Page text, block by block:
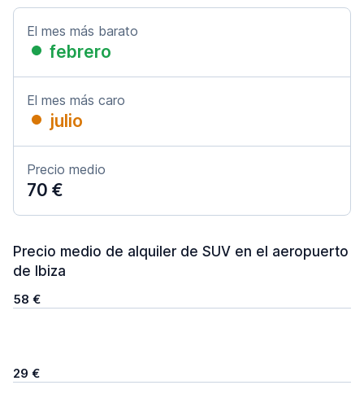
El mes más barato
febrero
El mes más caro
julio
Precio medio
70 €
Precio medio de alquiler de SUV en el aeropuerto
de Ibiza
58 €
29 €